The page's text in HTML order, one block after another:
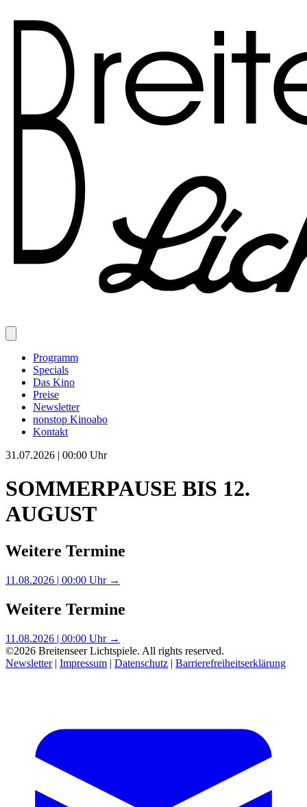
Programm
Specials
Das Kino
Preise
Newsletter
nonstop Kinoabo
Kontakt
31.07.2026 | 00:00 Uhr
SOMMERPAUSE BIS 12.
AUGUST
Weitere Termine
11.08.2026 | 00:00 Uhr →
Weitere Termine
11.08.2026 | 00:00 Uhr →
©2026 Breitenseer Lichtspiele. All rights reserved.
Newsletter| Impressum | Datenschutz | Barrierefreiheitserklärung